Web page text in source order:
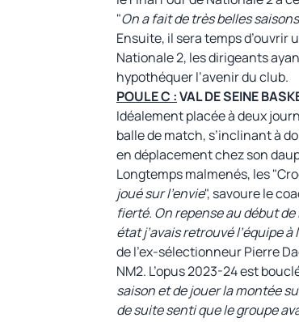
"On a fait de très belles
Ensuite, il sera temps
Nationale 2, les dirigeants
hypothéquer l’avenir du club.
POULE C :VAL DE SEINE
Idéalement placée à deux
balle de match, s’inclinant à
en déplacement chez son
Longtemps malmenés, les
joué sur l’envie", savoure le
fierté. On repense au début
état j’avais retrouvé l’équipe à
de l’ex-sélectionneur Pierre
NM2. L’opus 2023-24 est
saison et de jouer la montée
de suite senti que le groupe